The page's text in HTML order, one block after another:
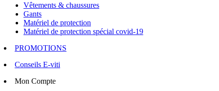
Vêtements & chaussures
Gants
Matériel de protection
Matériel de protection spécial covid-19
PROMOTIONS
Conseils E-viti
Mon Compte